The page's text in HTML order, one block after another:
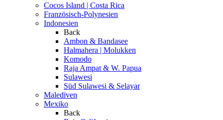
Cocos Island | Costa Rica
Französisch-Polynesien
Indonesien
Back
Ambon & Bandasee
Halmahera | Molukken
Komodo
Raja Ampat & W. Papua
Sulawesi
Süd Sulawesi & Selayar
Malediven
Mexiko
Back